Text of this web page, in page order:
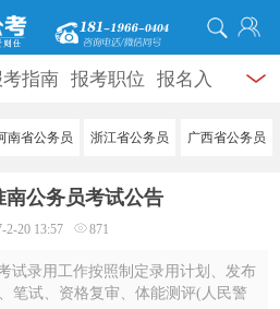
指南 报考职位 报名入
面试公告 录用公示 辅导
采 名师团队
南省公务员 浙江省公务员 广西省公务员
南公务员考试公告
2-20 13:57 871
录用工作按照制定录用计划、发布
笔试、资格复审、体能测评(人民警